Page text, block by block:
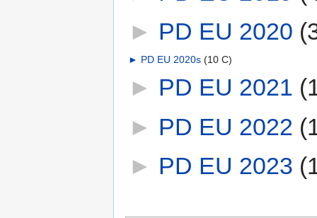
► PD EU 2020
► PD EU 2020s‎ (10 C)
► PD EU 2021
► PD EU 2022
► PD EU 2023